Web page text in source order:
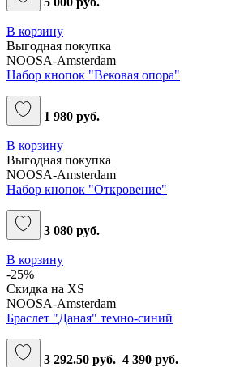
В корзину
Выгодная покупка
NOOSA-Amsterdam
Набор кнопок "Вековая опора"
1 980 руб.
В корзину
Выгодная покупка
NOOSA-Amsterdam
Набор кнопок "Откровение"
3 080 руб.
В корзину
-25%
Скидка на XS
NOOSA-Amsterdam
Браслет "Даная" темно-синий
3 292.50 руб. 4 390 руб.